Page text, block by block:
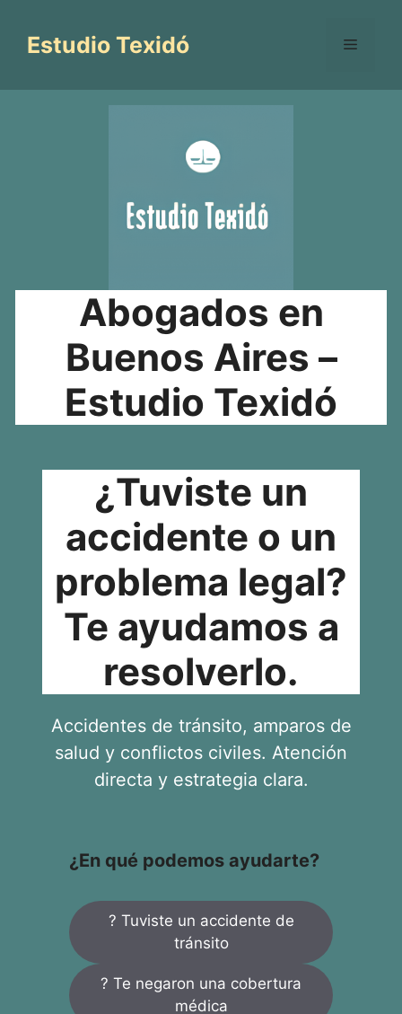
contenido
Estudio Texidó Menú
Abogados en
Buenos Aires –
Estudio Texidó
¿Tuviste un
accidente o un
problema legal?
Te ayudamos a
resolverlo.
Accidentes de tránsito, amparos de
salud y conflictos civiles. Atención
directa y estrategia clara.
¿En qué podemos ayudarte?
? Tuviste un accidente de
tránsito
? Te negaron una cobertura
médica